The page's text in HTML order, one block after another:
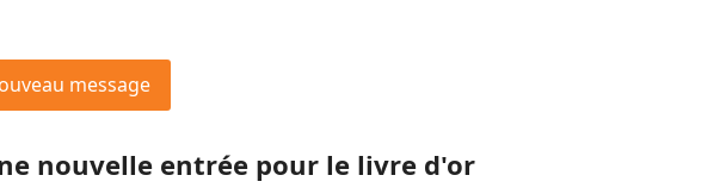
nouvelle entrée pour le livre d'or